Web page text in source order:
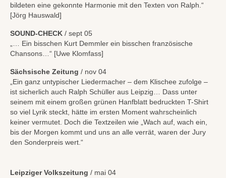
bildeten eine gekonnte Harmonie mit den Texten von Ralph.“
[Jörg Hauswald]
SOUND-CHECK / sept 05
„… Ein bisschen Kurt Demmler ein bisschen französische
Chansons…“ [Uwe Klomfass]
Sächsische Zeitung / nov 04
„Ein ganz untypischer Liedermacher – dem Klischee zufolge –
ist sicherlich auch Ralph Schüller aus Leipzig… Dass unter
seinem mit einem großen grünen Hanfblatt bedruckten T-Shirt
so viel Lyrik steckt, hätte im ersten Moment wahrscheinlich
keiner vermutet. Doch die Textzeilen wie „Wach auf, wach ein,
bis der Morgen kommt und uns an alle verrät, waren der Jury
den Sonderpreis wert.“
Leipziger Volkszeitung / mai 04